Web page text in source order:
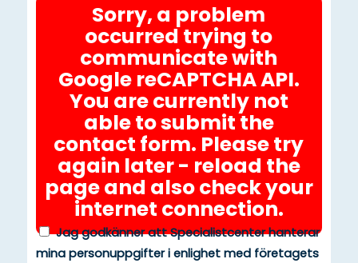
Sorry, a problem
occurred trying to
communicate with
Google reCAPTCHA API.
You are currently not
able to submit the
contact form. Please try
again later - reload the
page and also check your
internet connection.
Jag godkänner att Specialistcenter hanterar
mina personuppgifter i enlighet med företagets